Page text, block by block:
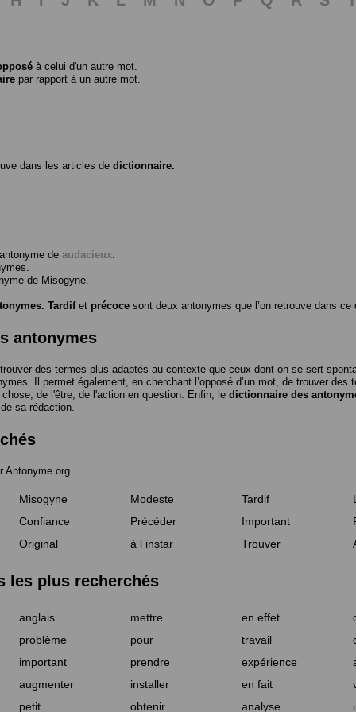
à celui d'un autre mot.
par rapport à un autre mot.
dans les articles de dictionnaire.
de audacieux
de Misogyne
Tardifet précoce sont deux antonymes que l’on retrouve dans
antonymes
des termes plus adaptés au contexte que ceux dont on se sert
Il permet également, en cherchant l’opposé d’un mot, de trouver des
de l'être, de l'action en question. Enfin, le dictionnaire des
sa rédaction.
Antonyme.org
Misogyne Modeste Tardif
Confiance
Précéder Important
Original
à l instar Trouver
les plus recherchés
anglais mettre en effet
problème
pour travail
important
prendre expérience
augmenter
installer en fait
petit
obtenir analyse